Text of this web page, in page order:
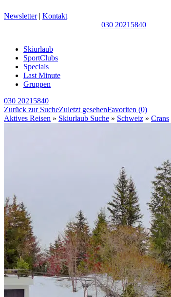
Newsletter| Kontakt
030 20215840
Skiurlaub
SportClubs
Specials
Last Minute
Gruppen
030 20215840
Zurück zur SucheZuletzt gesehenFavoriten (0)
Aktives Reisen » Skiurlaub Suche » Schweiz » Crans